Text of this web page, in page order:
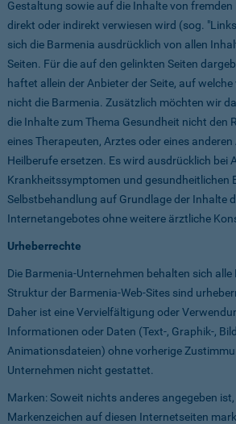
Gestaltung sowie auf die Inhalte von
direkt oder indirekt verwiesen wird (sog.
sich die Barmenia ausdrücklich von allen
Seiten. Für die auf den gelinkten Seiten
haftet allein der Anbieter der Seite, auf
nicht die Barmenia. Zusätzlich möchten wir
die Inhalte zum Thema Gesundheit nicht den
eines Therapeuten, Arztes oder eines
Heilberufe ersetzen. Es wird ausdrücklich bei
Krankheitssymptomen und gesundheitlichen
Selbstbehandlung auf Grundlage der Inhalte
Internetangebotes ohne weitere ärztliche
Urheberrechte
Die Barmenia-Unternehmen behalten sich
Struktur der Barmenia-Web-Sites sind
Daher ist eine Vervielfältigung oder
Informationen oder Daten (Text-, Graphik-,
Animationsdateien) ohne vorherige
Unternehmen nicht gestattet.
Marken: Soweit nichts anderes angegeben
Markenzeichen auf diesen Internetseiten